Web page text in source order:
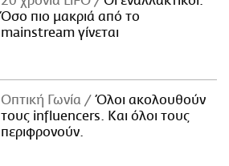
Όσο πιο μακριά από το
mainstream γίνεται
Οπτική Γωνία
Όλοι ακολουθούν
τους influencers. Και όλοι τους
περιφρονούν.